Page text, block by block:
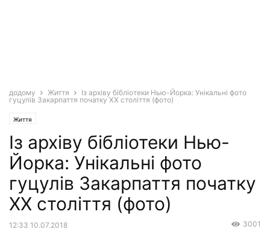
додому Життя
Із архіву бібліотеки Нью-Йорка: Унікальні фото
гуцулів Закарпаття початку ХХ століття (фото)
Життя
Із архіву бібліотеки Нью-
Йорка: Унікальні фото
гуцулів Закарпаття початку
ХХ століття (фото)
12:33 10.07.2018 3001